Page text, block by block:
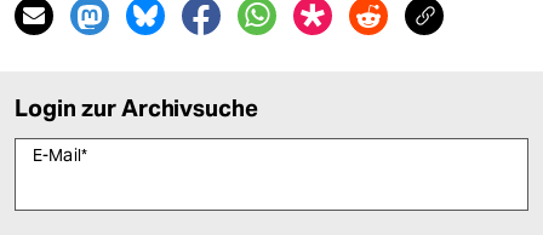
Login zur Archivsuche
E-Mail*